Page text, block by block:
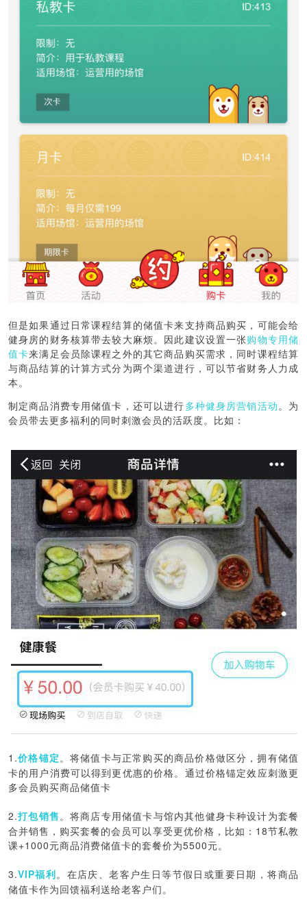
但是如果通过日常课程结算的储值卡来支持商品购买，可能会给
健身房的财务核算带去较大麻烦。因此建议设置一张购物专用储
值卡来满足会员除课程之外的其它商品购买需求，同时课程结算
与商品结算的计算方式分为两个渠道进行，可以节省财务人力成
本。
制定商品消费专用储值卡，还可以进行多种健身房营销活动 。为
会员带去更多福利的同时刺激会员的活跃度。比如：
1.价格锚定 。将储值卡与正常购买的商品价格做区分，拥有储值
卡的用户消费可以得到更优惠的价格。通过价格锚定效应刺激更
多会员购买商品储值卡
2.打包销售 。将商店专用储值卡与馆内其他健身卡种设计为套餐
合并销售，购买套餐的会员可以享受更优价格，比如：18节私教
课+1000元商品消费储值卡的套餐价为5500元。
3.VIP福利。在店庆、老客户生日等节假日或重要日期，将商品
储值卡作为回馈福利送给老客户们。